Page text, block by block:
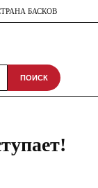
БАСКОВ
ПОИСК